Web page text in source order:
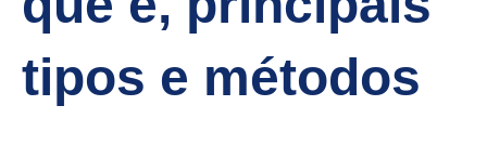
tipos e métodos